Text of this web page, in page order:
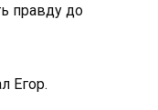
правду до
Егор.